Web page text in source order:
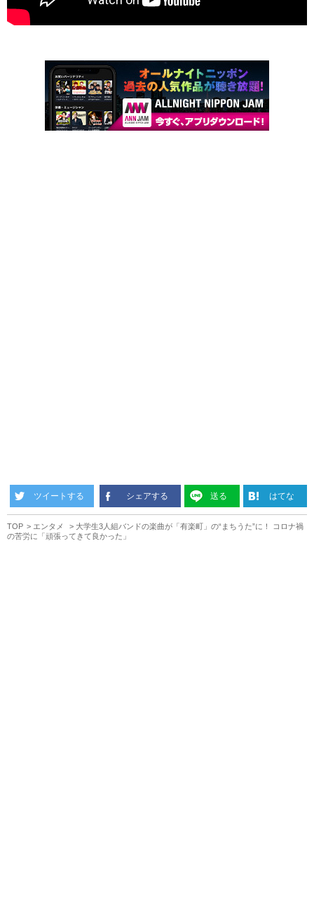
ツイートする シェアする 送る はてな
TOP エンタメ
大学生3人組バンドの楽曲が「有楽町」の“まちうた”に！ コロナ禍
の苦労に「頑張ってきて良かった」